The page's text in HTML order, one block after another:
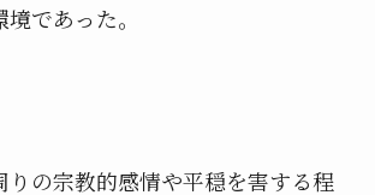
であった。
りの宗教的感情や平穏を害する程